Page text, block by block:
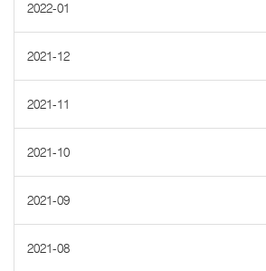
2022-01
2021-12
2021-11
2021-10
2021-09
2021-08